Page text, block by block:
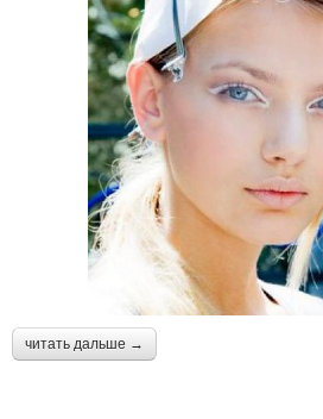
читать дальше →